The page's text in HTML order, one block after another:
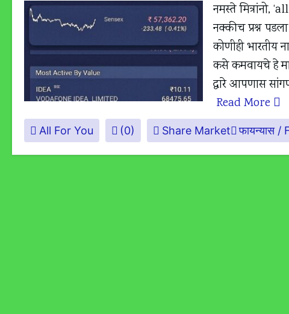
नमस्ते मित्रांनो,
नक्कीच प्रश्न
कोणीही भारतीय
कसे कमवायचे हे
द्वारे आपणास
Read More
All For You (0) Share Market फायन्यास /